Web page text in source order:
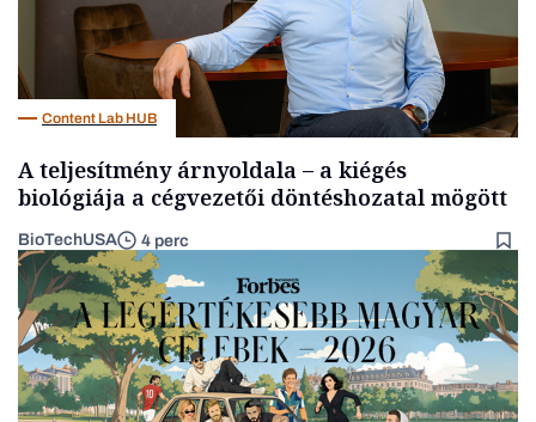
Content Lab HUB
A teljesítmény árnyoldala – a kiégés
biológiája a cégvezetői döntéshozatal mögött
BioTechUSA 4 perc